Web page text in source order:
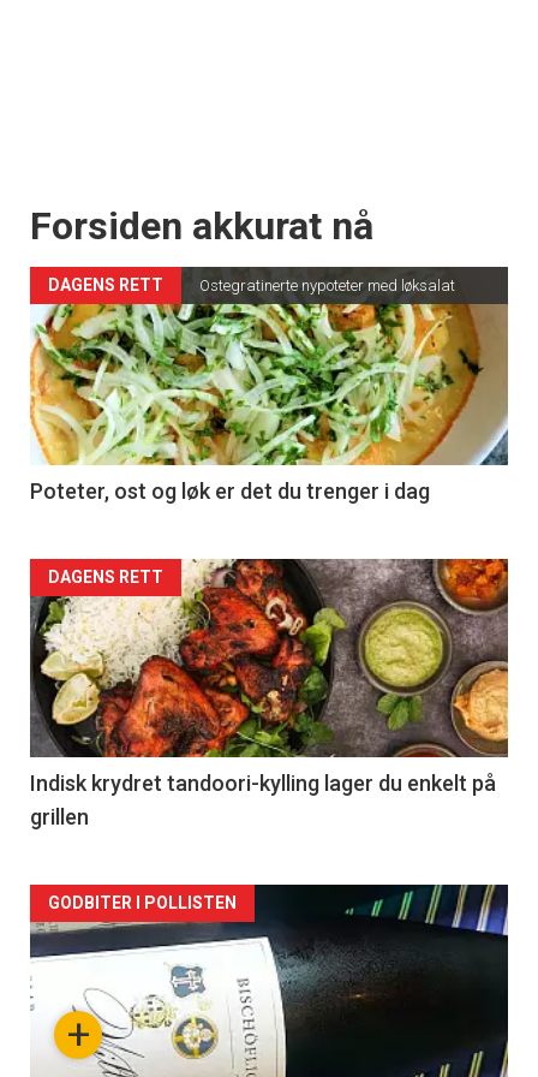
Forsiden akkurat nå
DAGENS RETT Ostegratinerte nypoteter med løksalat
Poteter, ost og løk er det du trenger i dag
Forsiden
akkurat
nå
-
2
DAGENS RETT
Indisk krydret tandoori-kylling lager du enkelt på
grillen
Forsiden
akkurat
nå+
GODBITER I POLLISTEN